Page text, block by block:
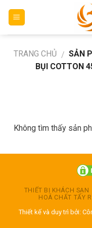
TRANG CHỦ / SẢN
BỤI COTTON
Không tìm thấy sản
THIẾT BỊ KHÁCH SẠN
HOÁ CHẤT TẨY
Thiết kế và duy trì bởi: